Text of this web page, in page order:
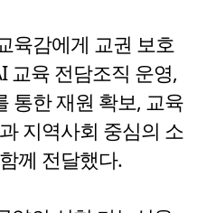
육감에게 교권 보호
교육 전담조직 운영,
통한 재원 확보, 교육
지역사회 중심의 소
께 전달했다.